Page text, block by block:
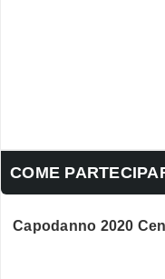
COME
Capodanno 2020